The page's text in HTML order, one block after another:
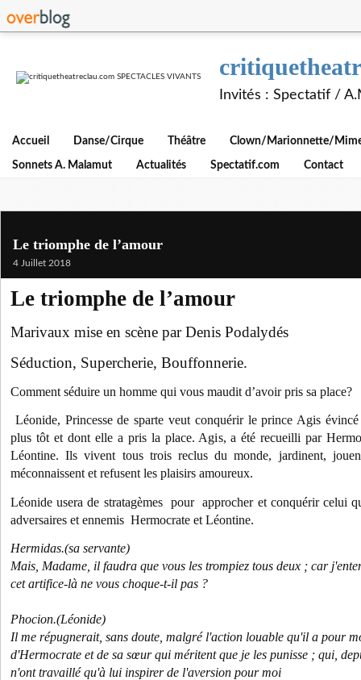
Invités : Spectatif /
Accueil Danse/Cirque Théâtre Clown/Marionnette/
Sonnets A. Malamut Actualités Spectatif.com Contact
Le triomphe de l’amour
4 Juillet 2018
Le triomphe de l’amour
Marivaux mise en scène par Denis Podalydés
Séduction, Supercherie, Bouffonnerie.
Comment séduire un homme qui vous maudit d’avoir pris sa place?
Léonide, Princesse de sparte veut conquérir le prince Agis
plus tôt et dont elle a pris la place. Agis, a été recueilli par
Léontine. Ils vivent tous trois reclus du monde, jardinent,
méconnaissent et refusent les plaisirs amoureux.
Léonide usera de stratagèmes pour approcher et conquérir celui
adversaires et ennemis Hermocrate et Léontine.
Hermidas.(sa servante)
Mais, Madame, il faudra que vous les trompiez tous deux ; car
cet artifice-là ne vous choque-t-il pas ?
Phocion.(Léonide)
Il me répugnerait, sans doute, malgré l'action louable qu'il a pour
d'Hermocrate et de sa sœur qui méritent que je les punisse ; qui,
n'ont travaillé qu'à lui inspirer de l'aversion pour moi